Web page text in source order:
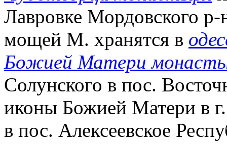
Лавровке Мордовского
мощей М. хранятся в
Божией Матери
Солунского в пос.
иконы Божией Матери в
в пос. Алексеевское